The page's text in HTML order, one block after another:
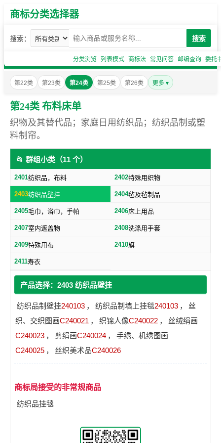
商标分类选择器
搜索： 搜索
分类浏览 列表模式 商标法 常见问答 邮编查询 委托
第22类 第23类 第24类 第25类 第26类 更多 ▾
第24类 布料床单
织物及其替代品；家庭日用纺织品；纺织品制或塑
料制帘。
📂 群组小类（11 个）
2401纺织品，布料 2402特殊用织物
2403纺织品壁挂 2404毡及毡制品
2405毛巾，浴巾，手帕 2406床上用品
2407室内遮盖物 2408洗涤用手套
2409特殊用布 2410旗
2411寿衣
产品选择：2403 纺织品壁挂
纺织品制壁挂240103 ， 纺织品制墙上挂毯240103 ，
丝
织、交织图画C240021 ， 织锦人像C240022 ，
丝绒绢画
C240023 ， 剪绢画C240024 ，
手绣、机绣图画
C240025 ， 丝织美术品C240026
商标局接受的非常规商品
纺织品挂毯